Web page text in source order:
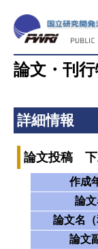
論文・刊
詳細情報
論文投稿 下
作成
論文
論文名（
論文